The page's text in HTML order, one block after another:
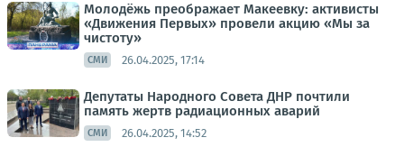
Молодёжь преображает Макеевку: активисты
«Движения Первых» провели акцию «Мы за
чистоту»
СМИ 26.04.2025, 17:14
Депутаты Народного Совета ДНР почтили
память жертв радиационных аварий
СМИ 26.04.2025, 14:52